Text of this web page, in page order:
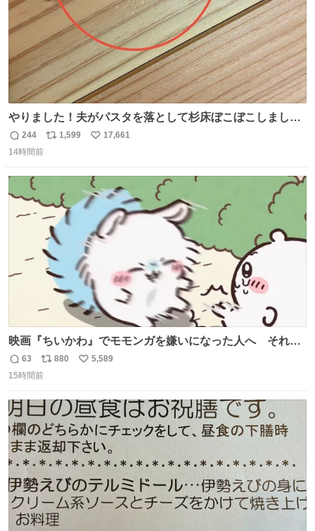
やりました！夫がパスタを落として杉床ぼこぼこしまし
た！よかったーーー！ファーストぼこぼこ自分じゃなく
て！これで第二波いつでもいけます！！！✌️いやーほっと
は乾燥パスタに負けます。豆腐くらいやわやわです。
返
信
244
リ
数
1,599
い
数
17,661
14時間前
映画『ちいかわ』でモモンガを嫌いになった人へ それで
も愛される理由と可能性 kai-you.net/article/96186 『映画
ちいかわ 人魚の島のひみつ』を3回観て、原作も追ってい
す。ちいかわ初心者向けです🖊
返
信
63
リ
ポ
ト
数
880
い
数
5,589
15時間前